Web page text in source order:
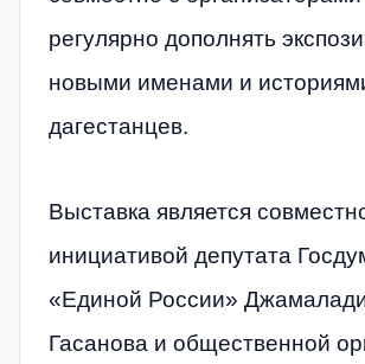
регулярно дополнять
новыми именами и
дагестанцев.
Выставка является
инициативой депутата
«Единой России»
Гасанова и общественной